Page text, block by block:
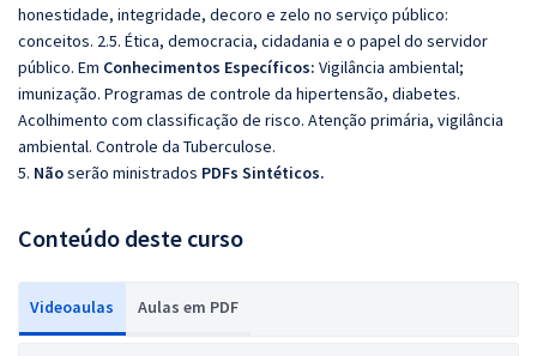
honestidade, integridade, decoro e zelo no serviço público:
conceitos. 2.5. Ética, democracia, cidadania e o papel do servidor
público. Em Conhecimentos Específicos: Vigilância ambiental;
imunização. Programas de controle da hipertensão, diabetes.
Acolhimento com classificação de risco. Atenção primária, vigilância
ambiental. Controle da Tuberculose.
5. Nãoserão ministrados PDFs Sintéticos.
Conteúdo deste curso
Videoaulas Aulas em PDF